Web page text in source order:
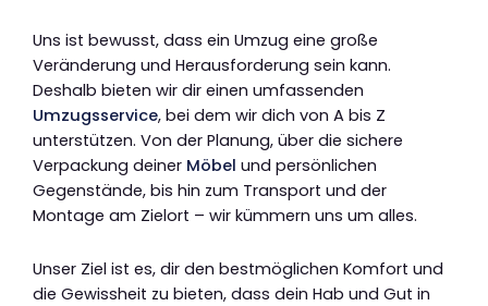
Uns ist bewusst, dass ein Umzug eine große
Veränderung und Herausforderung sein kann.
Deshalb bieten wir dir einen umfassenden
Umzugsservice, bei dem wir dich von A bis Z
unterstützen. Von der Planung, über die sichere
Verpackung deiner Möbel und persönlichen
Gegenstände, bis hin zum Transport und der
Montage am Zielort – wir kümmern uns um alles.
Unser Ziel ist es, dir den bestmöglichen Komfort und
die Gewissheit zu bieten, dass dein Hab und Gut in